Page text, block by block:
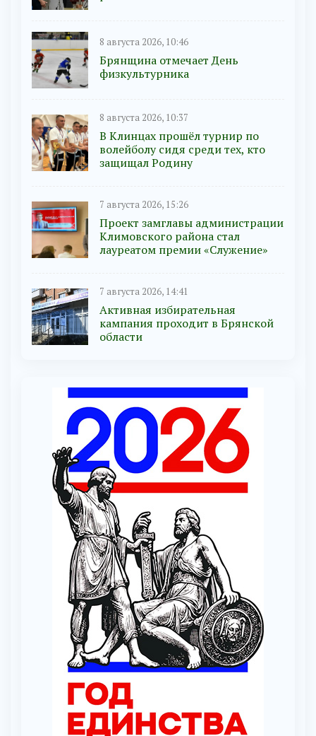
8 августа 2026, 10:46
Брянщина отмечает День
физкультурника
8 августа 2026, 10:37
В Клинцах прошёл турнир по
волейболу сидя среди тех, кто
защищал Родину
7 августа 2026, 15:26
Проект замглавы администрации
Климовского района стал
лауреатом премии «Служение»
7 августа 2026, 14:41
Активная избирательная
кампания проходит в Брянской
области